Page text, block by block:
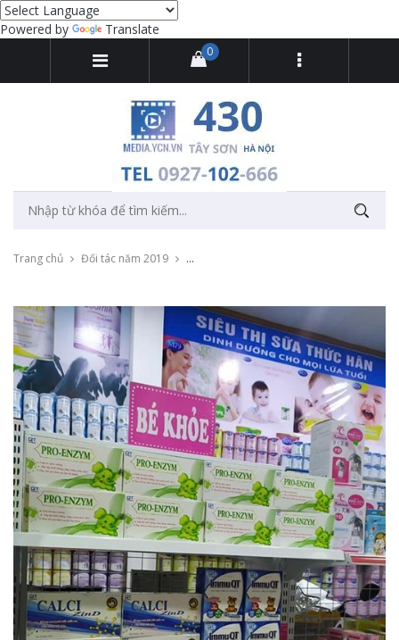
Powered by Translate
0
Trang chủ Đối tác năm 2019 Thu âm quảng cáo chương trình khuyến